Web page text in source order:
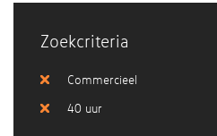
Zoekcriteria
Commercieel
40 uur